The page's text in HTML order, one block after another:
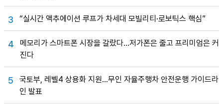
3 “실시간 액추에이션 루프가 차세대 모빌리티·로보틱스 핵심”
4
메모리가 스마트폰 시장을 갈랐다…저가폰은 줄고 프리미엄은 커
진다
5
국토부, 레벨4 상용화 지원…무인 자율주행차 안전운행 가이드라
인 발표